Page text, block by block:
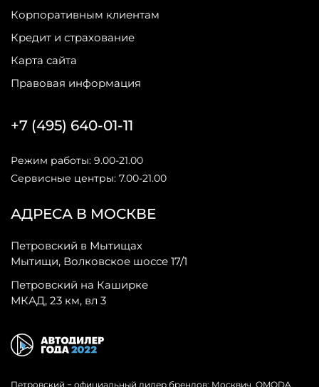
Корпоративным клиентам
Кредит и страхование
Карта сайта
Правовая информация
АДРЕСА В МОСКВЕ
Петровский в Мытищах
Мытищи, Волковское шоссе 17/1
Петровский на Каширке
МКАД, 23 км, вл 3
+7 (495) 640-01-11
Режим работы: 9.00-21.00
Сервисные центры: 7.00-21.00
Петровский − официальный дилер брендов: Москвич, OMODA,